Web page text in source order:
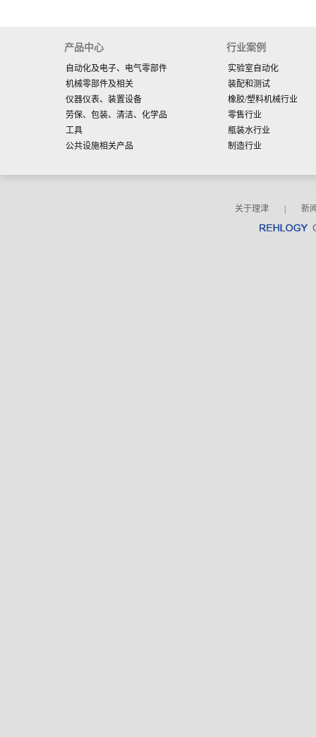
产品中心
自动化及电子、电气零部件
机械零部件及相关
仪器仪表、装置设备
劳保、包装、清洁、化学品
工具
公共设施相关产品
行业案例
实验室自动化
装配和测试
橡胶/塑料机械行业
零售行业
瓶装水行业
制造行业
关于理津 新